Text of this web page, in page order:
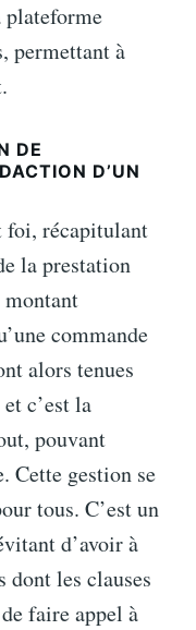
plateforme
permettant à
DE
D’UN
foi, récapitulant
la prestation
montant
commande
alors tenues
c’est la
pouvant
Cette gestion se
tous. C’est un
d’avoir à
dont les clauses
faire appel à